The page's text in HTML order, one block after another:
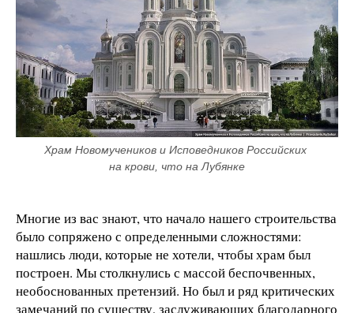
Храм Новомучеников и Исповедников Российских
на крови, что на Лубянке
Многие из вас знают, что начало нашего строительства
было сопряжено с определенными сложностями:
нашлись люди, которые не хотели, чтобы храм был
построен. Мы столкнулись с массой беспочвенных,
необоснованных претензий. Но был и ряд критических
замечаний по существу, заслуживающих благодарного